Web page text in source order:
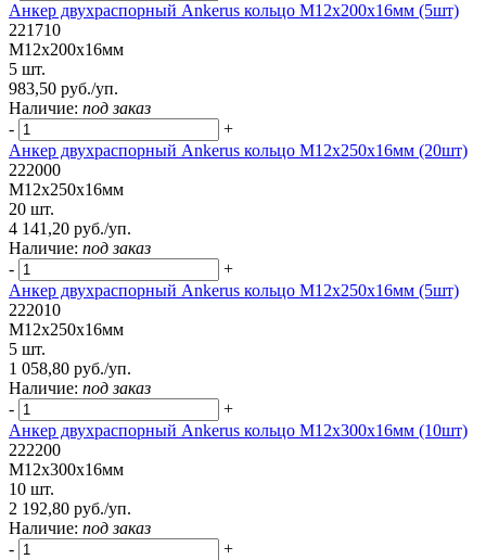
Анкер двухраспорный Ankerus кольцо М12х200х16мм (5шт)
221710
М12х200х16мм
5 шт.
983,50 руб./уп.
Наличие: под заказ
-
+
Анкер двухраспорный Ankerus кольцо М12х250х16мм (20шт)
222000
М12х250х16мм
20 шт.
4 141,20 руб./уп.
Наличие: под заказ
-
+
Анкер двухраспорный Ankerus кольцо М12х250х16мм (5шт)
222010
М12х250х16мм
5 шт.
1 058,80 руб./уп.
Наличие: под заказ
-
+
Анкер двухраспорный Ankerus кольцо М12х300х16мм (10шт)
222200
М12х300х16мм
10 шт.
2 192,80 руб./уп.
Наличие: под заказ
-
+